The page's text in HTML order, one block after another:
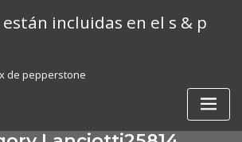
incluidas en el s & p
de pepperstone